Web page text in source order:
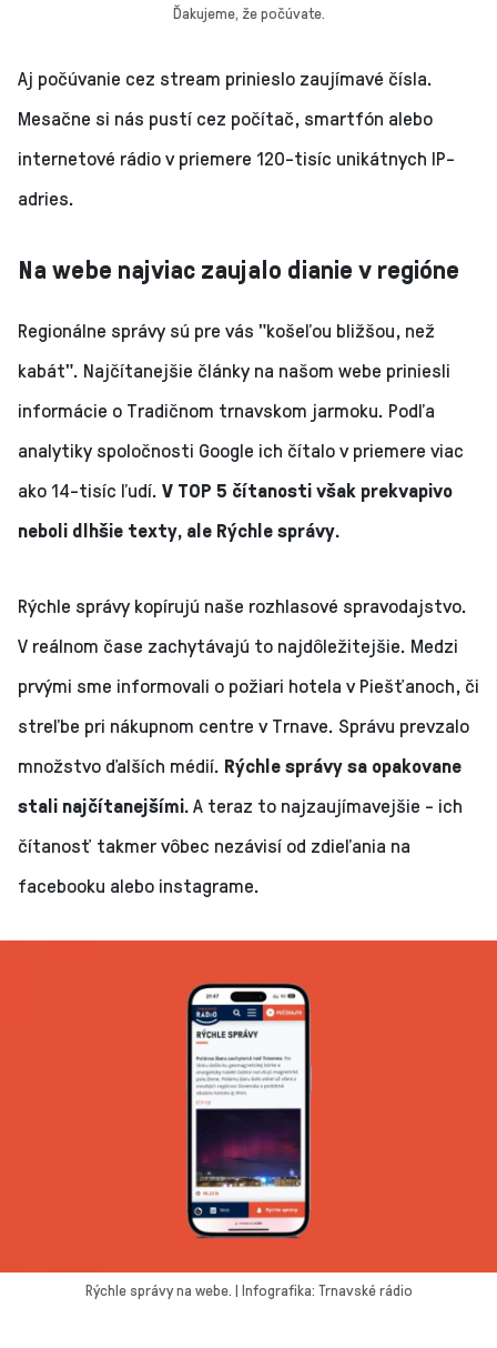
Ďakujeme, že počúvate.
Aj počúvanie cez stream prinieslo zaujímavé čísla.
Mesačne si nás pustí cez počítač, smartfón alebo
internetové rádio v priemere 120-tisíc unikátnych IP-
adries.
Na webe najviac zaujalo dianie v regióne
Regionálne správy sú pre vás "košeľou bližšou, než
kabát". Najčítanejšie články na našom webe priniesli
informácie o Tradičnom trnavskom jarmoku. Podľa
analytiky spoločnosti Google ich čítalo v priemere viac
ako 14-tisíc ľudí. V TOP 5 čítanosti však prekvapivo
neboli dlhšie texty, ale Rýchle správy.
Rýchle správy kopírujú naše rozhlasové spravodajstvo.
V reálnom čase zachytávajú to najdôležitejšie. Medzi
prvými sme informovali o požiari hotela v Piešťanoch, či
streľbe pri nákupnom centre v Trnave. Správu prevzalo
množstvo ďalších médií. Rýchle správy sa opakovane
stali najčítanejšími.A teraz to najzaujímavejšie - ich
čítanosť takmer vôbec nezávisí od zdieľania na
facebooku alebo instagrame.
Rýchle správy na webe. | Infografika: Trnavské rádio